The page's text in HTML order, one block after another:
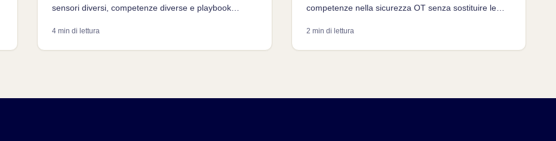
sensori diversi, competenze diverse e playbook
4 min di lettura
competenze nella sicurezza OT senza sostituire le
2 min di lettura